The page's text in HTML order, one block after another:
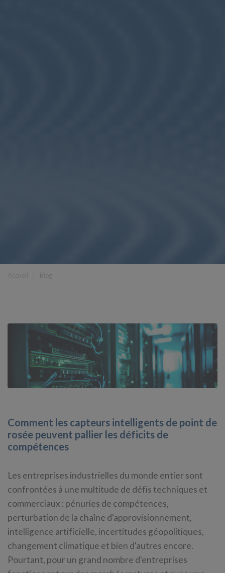
Comment les capteurs intelligents de point de
rosée peuvent pallier les déficits de
compétences
Les entreprises industrielles du monde entier sont
confrontées à une multitude de défis techniques et
commerciaux : pénuries de compétences,
perturbation de la chaîne d'approvisionnement,
intelligence artificielle, incertitudes géopolitiques,
changement climatique et bien d'autres encore.
Pourtant, pour un grand nombre d'entreprises